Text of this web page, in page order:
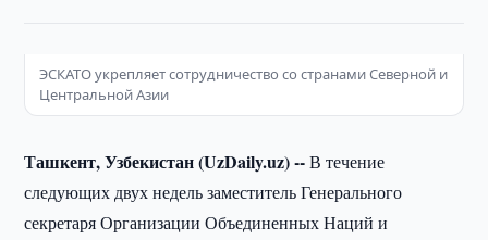
ЭСКАТО укрепляет сотрудничество со странами Северной и
Центральной Азии
Ташкент, Узбекистан (UzDaily.uz) --В течение
следующих двух недель заместитель Генерального
секретаря Организации Объединенных Наций и